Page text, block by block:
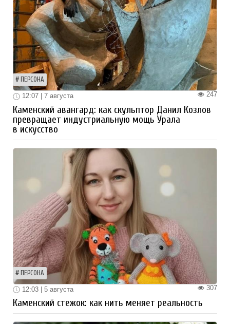
ПЕРСОНА
247
12:07 | 7 августа
Каменский авангард: как скульптор Данил Козлов
превращает индустриальную мощь Урала
в искусство
ПЕРСОНА
307
12:03 | 5 августа
Каменский стежок: как нить меняет реальность